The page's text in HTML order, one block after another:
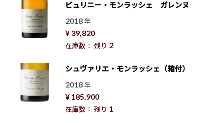
ピュリニー・モンラッシェ ガレンヌ
2018年
¥ 39,820
在庫数： 残り 2
シュヴァリエ・モンラッシェ（箱付）
2018年
¥ 185,900
在庫数： 残り 1